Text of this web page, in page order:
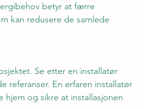
betyr at færre
kan redusere de samlede
Se etter en installatør
referanser. En erfaren installatør
og sikre at installasjonen